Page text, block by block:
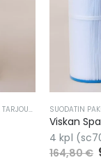
,VISKAN SPA JACUZZI,
Jacuzzi
Sopii mm
164,80€